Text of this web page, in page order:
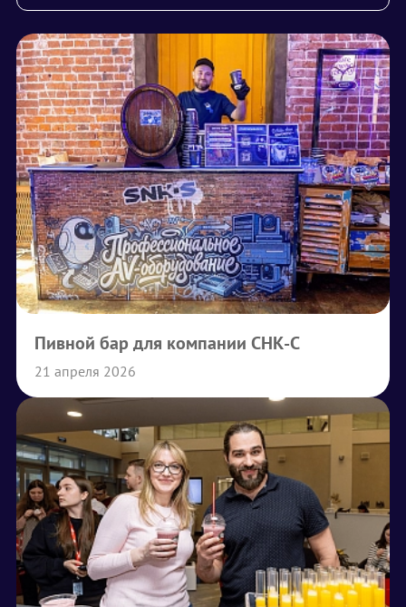
Пивной бар для компании СНК-С
21 апреля 2026